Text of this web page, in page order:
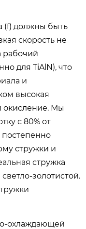
(f) должны быть
скорость не
рабочий
для TiAlN), что
и
высокая
окисление. Мы
с 80% от
стружки и
стружка
золотистой.
охлаждающей